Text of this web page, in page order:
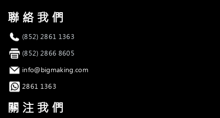
聯絡我們
電話 (852) 2861 1363
傳真 (852) 2866 8605
電郵 info@bigmaking.com
Whatsapp
2861 1363
關注我們